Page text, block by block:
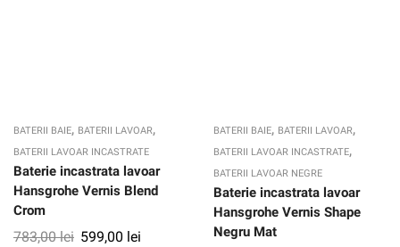
BATERII BAIE, BATERII LAVOAR,
BATERII LAVOAR INCASTRATE
Baterie incastrata lavoar
Hansgrohe Vernis Blend
Crom
783,00lei 599,00 lei
BATERII BAIE, BATERII LAVOAR,
BATERII LAVOAR INCASTRATE,
BATERII LAVOAR NEGRE
Baterie incastrata lavoar
Hansgrohe Vernis Shape
Negru Mat